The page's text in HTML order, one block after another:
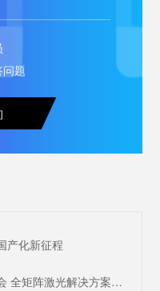
题
产化新征程
凯普林亮剑2026慕尼黑光博会 全矩阵激光解决方案破解全球产业痛点